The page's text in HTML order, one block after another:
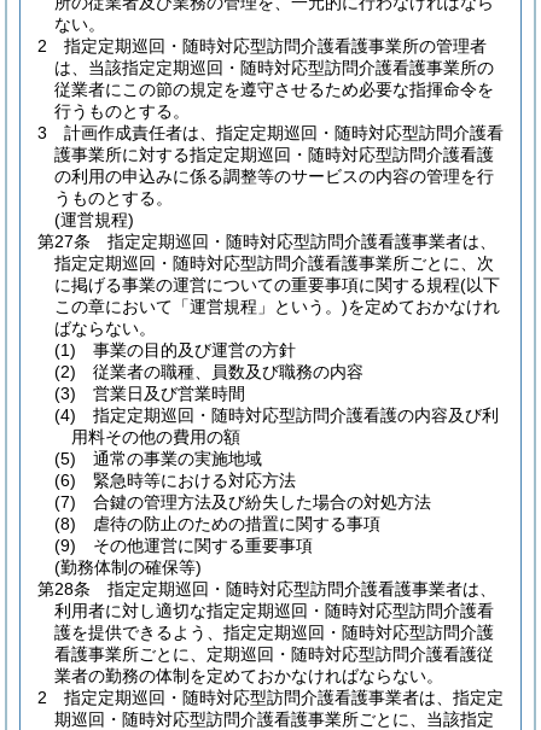
ない。
2
指定定期巡回・随時対応型訪問介護看護事業所の管理者
は、当該指定定期巡回・随時対応型訪問介護看護事業所の
従業者にこの節の規定を遵守させるため必要な指揮命令を
行うものとする。
3
計画作成責任者は、指定定期巡回・随時対応型訪問介護看
護事業所に対する指定定期巡回・随時対応型訪問介護看護
の利用の申込みに係る調整等のサービスの内容の管理を行
うものとする。
(運営規程)
第27条
指定定期巡回・随時対応型訪問介護看護事業者は、
指定定期巡回・随時対応型訪問介護看護事業所ごとに、次
に掲げる事業の運営についての重要事項に関する規程(以下
この章において「運営規程」という。)を定めておかなけれ
ばならない。
(1)
事業の目的及び運営の方針
(2)
従業者の職種、員数及び職務の内容
(3)
営業日及び営業時間
(4)
指定定期巡回・随時対応型訪問介護看護の内容及び利
用料その他の費用の額
(5)
通常の事業の実施地域
(6)
緊急時等における対応方法
(7)
合鍵の管理方法及び紛失した場合の対処方法
(8)
虐待の防止のための措置に関する事項
(9)
その他運営に関する重要事項
(勤務体制の確保等)
第28条
指定定期巡回・随時対応型訪問介護看護事業者は、
利用者に対し適切な指定定期巡回・随時対応型訪問介護看
護を提供できるよう、指定定期巡回・随時対応型訪問介護
看護事業所ごとに、定期巡回・随時対応型訪問介護看護従
業者の勤務の体制を定めておかなければならない。
2
指定定期巡回・随時対応型訪問介護看護事業者は、指定定
期巡回・随時対応型訪問介護看護事業所ごとに、当該指定